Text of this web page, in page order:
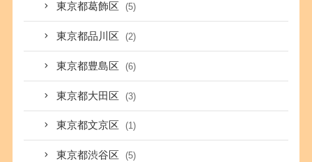
東京都葛飾区 (5)
東京都品川区 (2)
東京都豊島区 (6)
東京都大田区 (3)
東京都文京区 (1)
東京都渋谷区 (5)